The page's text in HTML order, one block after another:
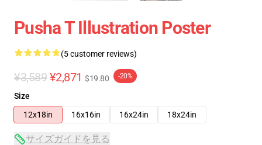
Pusha T Illustration Poster
(5 customer reviews)
¥3,589 ¥2,871 $19.80 -20%
Size
12x18in
16x16in 16x24in 18x24in
サイズガイドを見る